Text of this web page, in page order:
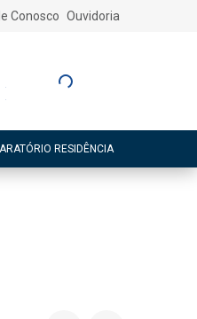
Conosco Ouvidoria
Entre ou Cadastre-
RESIDÊNCIA